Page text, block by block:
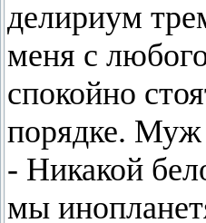
делириум
меня с
спокойно
порядке. Муж
- Никакой
мы